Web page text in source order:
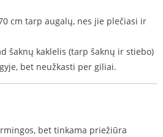
cm tarp augalų, nes jie plečiasi ir
šaknų kaklelis (tarp šaknų ir stiebo)
bet neužkasti per giliai.
bet tinkama priežiūra